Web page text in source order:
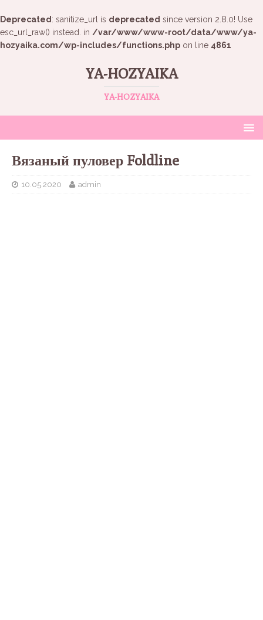
Deprecated : sanitize_url is deprecated since version 2.8.0! Use
esc_url_raw() instead. in /var/www/www-root/data/www/ya-
hozyaika.com/wp-includes/functions.php on line 4861
YA-HOZYAIKA
YA-HOZYAIKA
Вязаный пуловер Foldline
10.05.2020 admin